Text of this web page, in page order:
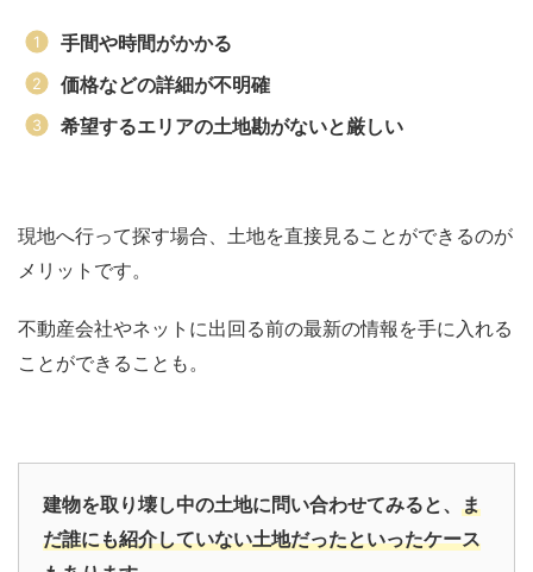
手間や時間がかかる
価格などの詳細が不明確
希望するエリアの土地勘がないと厳しい
現地へ行って探す場合、土地を直接見ることができるのが
メリットです。
不動産会社やネットに出回る前の最新の情報を手に入れる
ことができることも。
建物を取り壊し中の土地に問い合わせてみると、 ま
だ誰にも紹介していない土地だったといったケース